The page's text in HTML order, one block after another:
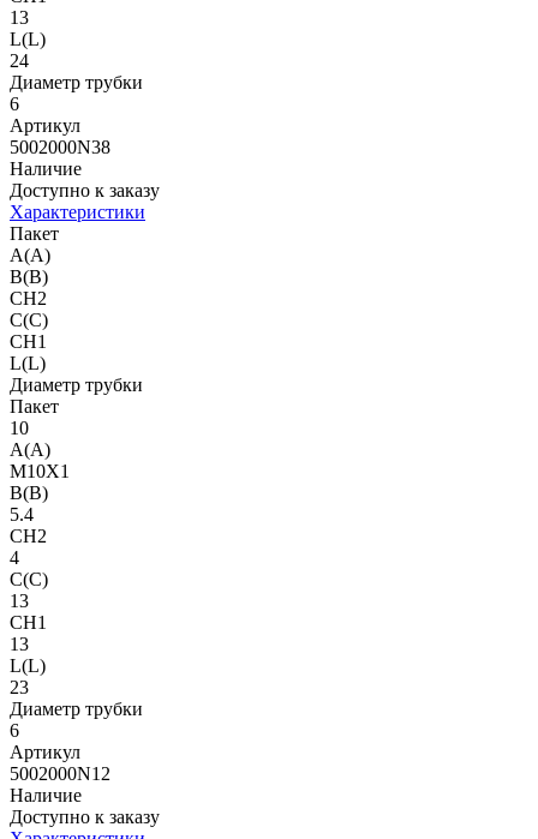
13
L(L)
24
Диаметр трубки
6
Артикул
5002000N38
Наличие
Доступно к заказу
Характеристики
Пакет
A(A)
B(B)
CH2
C(C)
CH1
L(L)
Диаметр трубки
Пакет
10
A(A)
M10X1
B(B)
5.4
CH2
4
C(C)
13
CH1
13
L(L)
23
Диаметр трубки
6
Артикул
5002000N12
Наличие
Доступно к заказу